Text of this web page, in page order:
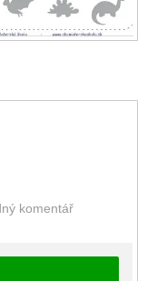
komentář